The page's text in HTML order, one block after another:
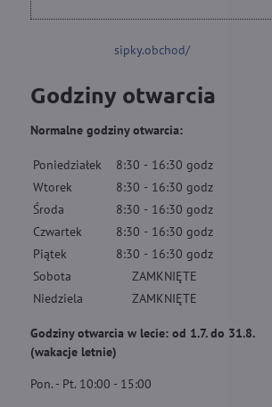
sipky.obchod/
Godziny otwarcia
Normalne godziny otwarcia:
Poniedziałek 8:30 - 16:30 godz
Wtorek
8:30 - 16:30 godz
Środa
8:30 - 16:30 godz
Czwartek
8:30 - 16:30 godz
Piątek
8:30 - 16:30 godz
Sobota
ZAMKNIĘTE
Niedziela
ZAMKNIĘTE
Godziny otwarcia w lecie: od 1.7. do 31.8.
(wakacje letnie)
Pon. - Pt. 10:00 - 15:00